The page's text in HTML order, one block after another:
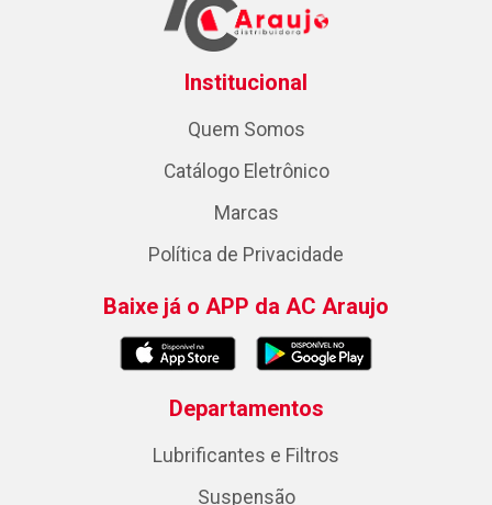
Institucional
Quem Somos
Catálogo Eletrônico
Marcas
Política de Privacidade
Baixe já o APP da AC Araujo
Departamentos
Lubrificantes e Filtros
Suspensão